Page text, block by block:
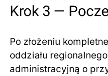
Krok 3 —
Po złożeniu
oddziału
administracyjną o